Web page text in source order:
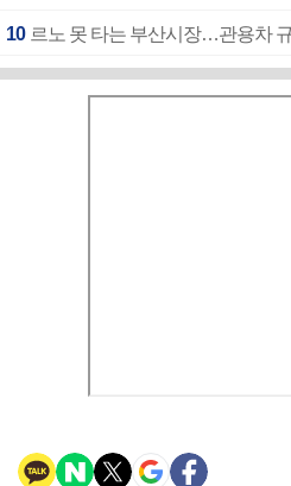
10 르노 못 타는 부산시장…관용차